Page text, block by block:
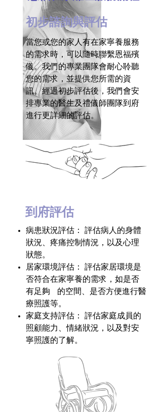
初步諮詢與評估
當您或您的家人有在家寧養服務
的需求時，可以隨時聯繫恩福殯
儀。我們的專業團隊會耐心聆聽
您的需求，並提供您所需的資
訊。經過初步評估後，我們會安
排專業的醫生及禮儀師團隊到府
進行更詳細的評估。
到府評估
病患狀況評估： 評估病人的身體
狀況、疼痛控制情況，以及心理
狀態。
居家環境評估： 評估家居環境是
否符合在家寧養的需求，如是否
有足夠 的空間、是否方便進行醫
療照護等。
家庭支持評估： 評估家庭成員的
照顧能力、情緒狀況，以及對安
寧照護的了解。